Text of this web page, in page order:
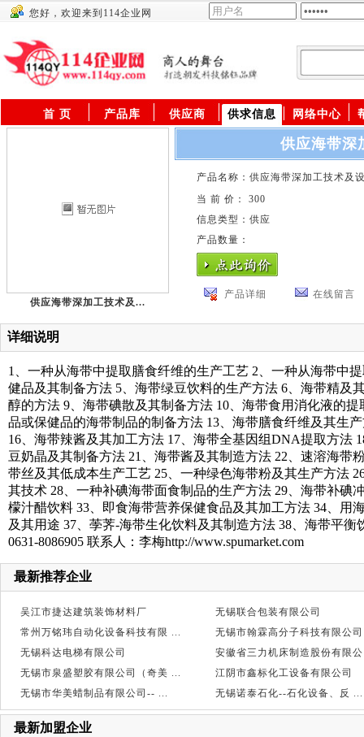
您好，欢迎来到114企业网
首 页 产品库 供应商 供求信息 网络中心
供应海带深加工技术及...
供应海带深
产品名称：供应海带深加工技术及
当 前 价： 300
信息类型：供应
产品数量：
产品详细 在线留言
详细说明
1、一种从海带中提取膳食纤维的生产工艺 2、一种从海带中
健品及其制备方法 5、海带绿豆饮料的生产方法 6、海带精及
醇的方法 9、海带碘散及其制备方法 10、海带食用消化液的
品或保健品的海带制品的制备方法 13、海带膳食纤维及其生
16、海带辣酱及其加工方法 17、海带全基因组DNA提取方法
豆奶晶及其制备方法 21、海带酱及其制造方法 22、速溶海带
带丝及其低成本生产工艺 25、一种绿色海带粉及其生产方法
其技术 28、一种补碘海带面食制品的生产方法 29、海带补碘
檬汁醋饮料 33、即食海带营养保健食品及其加工方法 34、用
及其用途 37、荸荠-海带生化饮料及其制造方法 38、海带平
0631-8086905 联系人：李梅http://www.spumarket.com
最新推荐企业
吴江市捷达建筑装饰材料厂
无锡联合包装有限公司
常州万铭玮自动化设备科技有限 ...
无锡市翰霖高分子科技有限公司
无锡科达电梯有限公司
安徽省三力机床制造股份有限
无锡市泉盛塑胶有限公司（奇美 ...
江阴市鑫标化工设备有限公司
无锡市华美蜡制品有限公司-- ...
无锡诺泰石化--石化设备、反 ...
最新加盟企业